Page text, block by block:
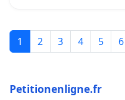
1 2 3 4 5 6
Petitionenligne.fr